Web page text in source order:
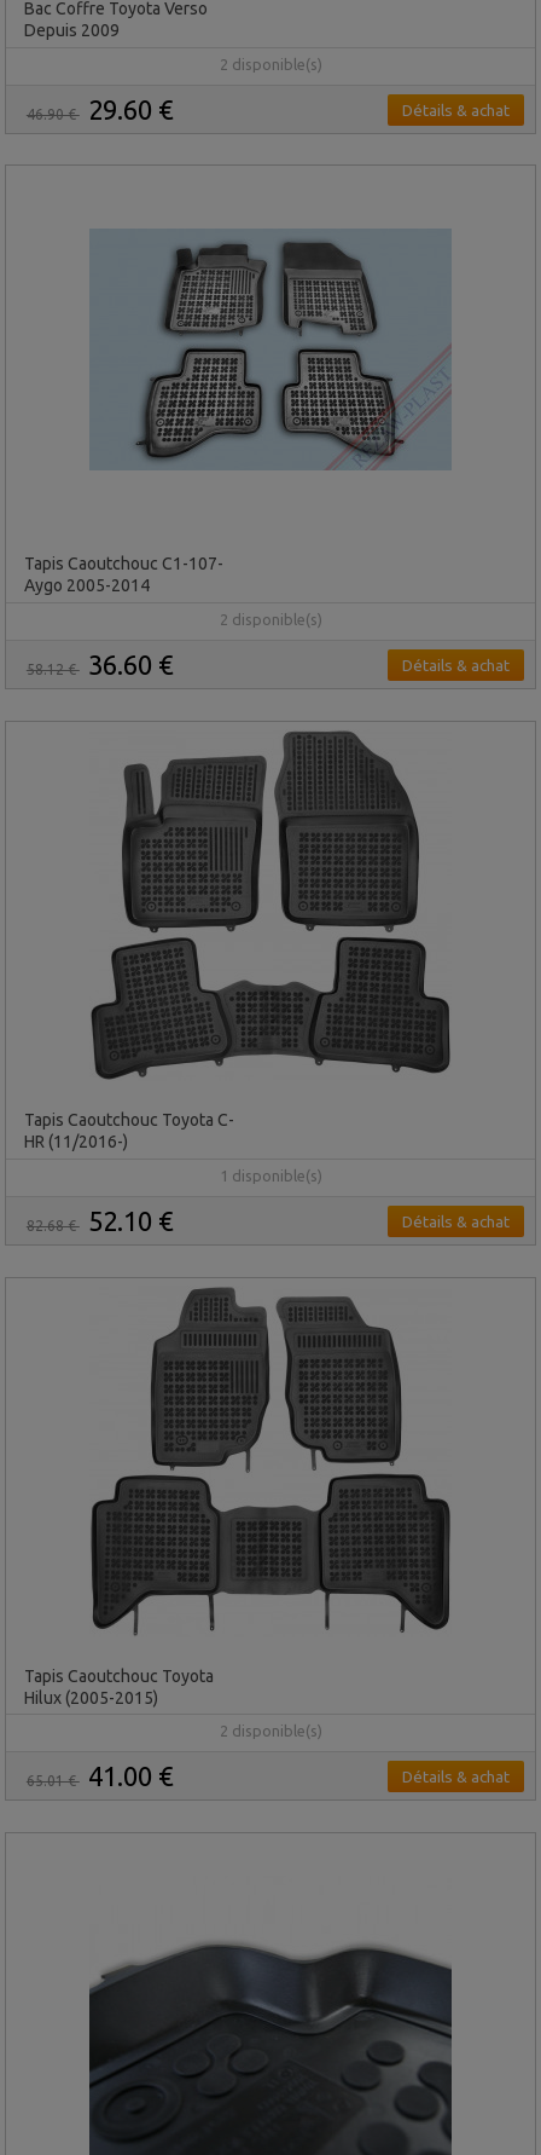
Bac Coffre Toyota Verso
Depuis 2009
2 disponible(s)
46.90 € 29.60 € Détails & achat
Tapis Caoutchouc C1-107-
Aygo 2005-2014
2 disponible(s)
58.12 € 36.60 € Détails & achat
Tapis Caoutchouc Toyota C-
HR (11/2016-)
1 disponible(s)
82.68 € 52.10 € Détails & achat
Tapis Caoutchouc Toyota
Hilux (2005-2015)
2 disponible(s)
65.01 € 41.00 € Détails & achat